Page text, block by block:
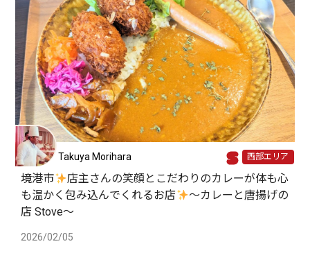
Takuya Morihara 西部エリア
境港市
店主さんの笑顔とこだわりのカレーが体も心
も温かく包み込んでくれるお店
〜カレーと唐揚げの
店 Stove〜
2026/02/05